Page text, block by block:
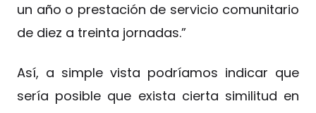
un año o prestación de servicio comunitario
de diez a treinta jornadas.”
Así, a simple vista podríamos indicar que
sería posible que exista cierta similitud en